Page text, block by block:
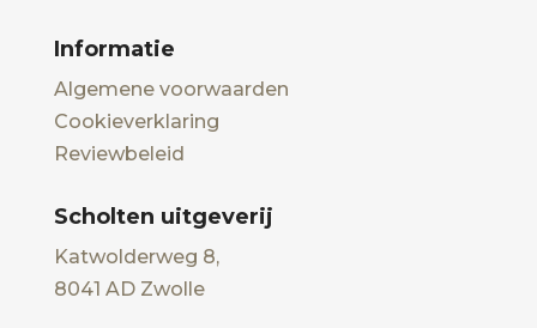
Informatie
Algemene voorwaarden
Cookieverklaring
Reviewbeleid
Scholten uitgeverij
Katwolderweg 8,
8041 AD Zwolle